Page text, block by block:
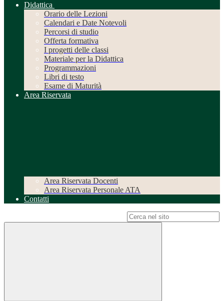
Didattica
Orario delle Lezioni
Calendari e Date Notevoli
Percorsi di studio
Offerta formativa
I progetti delle classi
Materiale per la Didattica
Programmazioni
Libri di testo
Esame di Maturità
Area Riservata
Area Riservata Docenti
Area Riservata Personale ATA
Contatti